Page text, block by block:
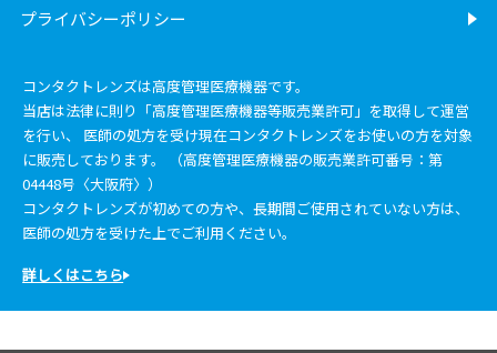
プライバシーポリシー
コンタクトレンズは高度管理医療機器です。
当店は法律に則り「高度管理医療機器等販売業許可」を取得して運営
を行い、 医師の処方を受け現在コンタクトレンズをお使いの方を対象
に販売しております。 （高度管理医療機器の販売業許可番号：第
04448号〈大阪府〉）
コンタクトレンズが初めての方や、長期間ご使用されていない方は、
医師の処方を受けた上でご利用ください。
詳しくはこちら